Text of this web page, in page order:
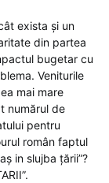
exista și un
din partea
bugetar cu
Veniturile
mai mare
numărul de
pentru
român faptul
in slujba țării”?